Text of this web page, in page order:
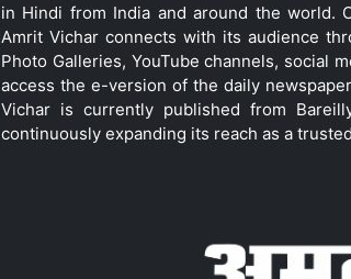
in Hindi from India and around the world.
Amrit Vichar connects with its audience
Photo Galleries, YouTube channels, social
access the e-version of the daily
Vichar is currently published from
continuously expanding its reach as a